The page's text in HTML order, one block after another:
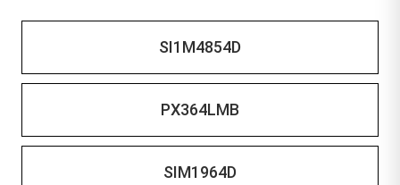
SI1M4854D
PX364LMB
SIM1964D